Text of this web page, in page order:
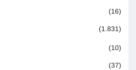
(16)
(1.831)
(10)
(37)